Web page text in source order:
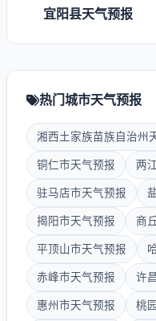
宜阳县天气预报
热门城市天气预报
湘西土家族苗族自治州
铜仁市天气预报 两
驻马店市天气预报
揭阳市天气预报 商
平顶山市天气预报
赤峰市天气预报 许
惠州市天气预报 桃